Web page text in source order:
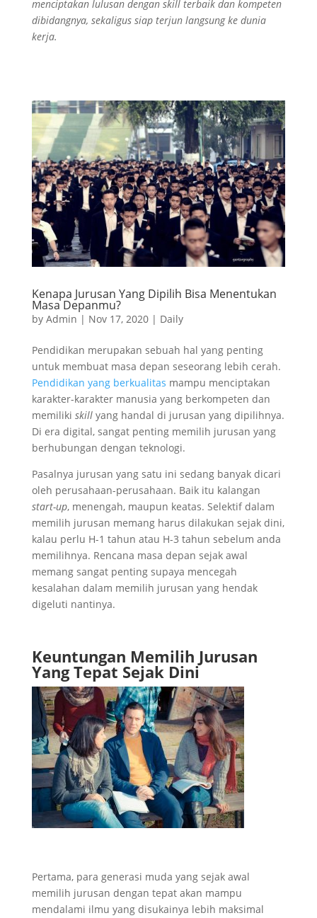
menciptakan lulusan dengan skill terbaik dan kompeten
dibidangnya, sekaligus siap terjun langsung ke dunia
kerja.
Kenapa Jurusan Yang Dipilih Bisa Menentukan
Masa Depanmu?
by Admin | Nov 17, 2020| Daily
Pendidikan merupakan sebuah hal yang penting
untuk membuat masa depan seseorang lebih cerah.
Pendidikan yang berkualitas mampu menciptakan
karakter-karakter manusia yang berkompeten dan
memiliki skill yang handal di jurusan yang dipilihnya.
Di era digital, sangat penting memilih jurusan yang
berhubungan dengan teknologi.
Pasalnya jurusan yang satu ini sedang banyak dicari
oleh perusahaan-perusahaan. Baik itu kalangan
start-up, menengah, maupun keatas. Selektif dalam
memilih jurusan memang harus dilakukan sejak dini,
kalau perlu H-1 tahun atau H-3 tahun sebelum anda
memilihnya. Rencana masa depan sejak awal
memang sangat penting supaya mencegah
kesalahan dalam memilih jurusan yang hendak
digeluti nantinya.
Keuntungan Memilih Jurusan
Yang Tepat Sejak Dini
Pertama, para generasi muda yang sejak awal
memilih jurusan dengan tepat akan mampu
mendalami ilmu yang disukainya lebih maksimal